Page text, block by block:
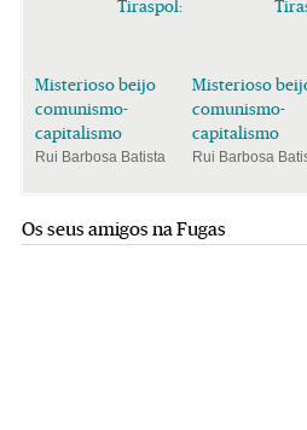
Tiraspol:
Misterioso beijo
comunismo-
capitalismo
Rui Barbosa Batista
Misterioso
comunismo-
capitalismo
Rui Barbosa
Os seus amigos na Fugas